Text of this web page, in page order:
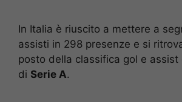
In Italia è riuscito a mettere a
assisti in 298 presenze e si
posto della classifica gol e
di Serie A.